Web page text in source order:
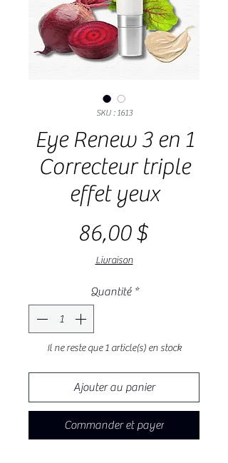
SKU : 1613
Eye Renew 3 en 1
Correcteur triple
effet yeux
86,00 $Prix
Livraison
Quantité *
Il ne reste que 1 article(s) en stock
Ajouter au panier
Commander et payer